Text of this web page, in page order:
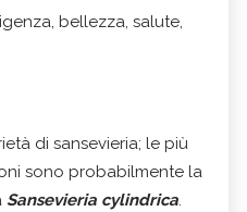
bellezza, salute,
di sansevieria; le più
sono probabilmente la
Sansevieria cylindrica.